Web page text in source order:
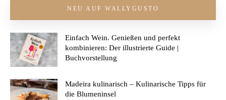
NEU AUF WALLYGUSTO
Einfach Wein. Genießen und perfekt
kombinieren: Der illustrierte Guide |
Buchvorstellung
Madeira kulinarisch – Kulinarische Tipps für
die Blumeninsel